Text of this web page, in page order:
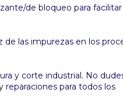
de bloqueo para facilitar
de las impurezas en los
y corte industrial. No
para todos los